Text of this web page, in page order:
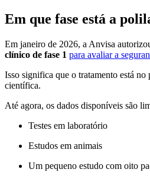
Em que fase está a
Em janeiro de 2026, a Anvisa
clínico de fase 1 para avaliar a
Isso significa que o tratamento está no
científica.
Até agora, os dados disponíveis são
Testes em laboratório
Estudos em animais
Um pequeno estudo com oito